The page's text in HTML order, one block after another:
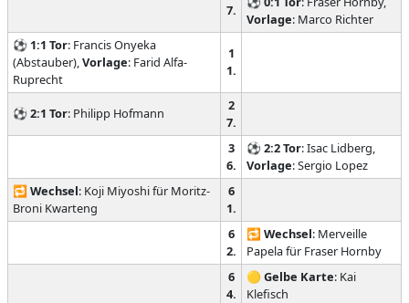
7.
Vorlage: Marco Richter
⚽ 1:1 Tor: Francis Onyeka
(Abstauber),Vorlage: Farid Alfa-
Ruprecht
1
1.
⚽ 2:1 Tor: Philipp Hofmann
2
7.
3
6.
⚽ 2:2Tor: Isac Lidberg,
Vorlage: Sergio Lopez
🔁 Wechsel: Koji Miyoshi für Moritz-
Broni Kwarteng
6
1.
6
2.
🔁 Wechsel: Merveille
Papela für Fraser Hornby
6
4.
🟡 Gelbe Karte: Kai
Klefisch